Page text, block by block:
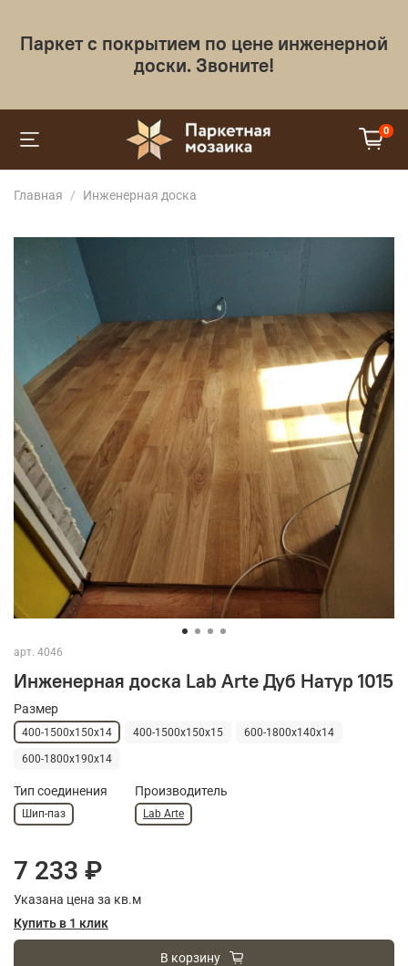
Паркет с покрытием по цене инженерной
доски. Звоните!
0
Главная Инженерная доска
арт. 4046
Инженерная доска Lab Arte Дуб Натур 1015
Размер
400-1500х150х14 400-1500х150х15 600-1800х140х14
600-1800х190х14
Тип соединения
Шип-паз
Производитель
Lab Arte
7 233 ₽
Указана цена за кв.м
Купить в 1 клик
В корзину